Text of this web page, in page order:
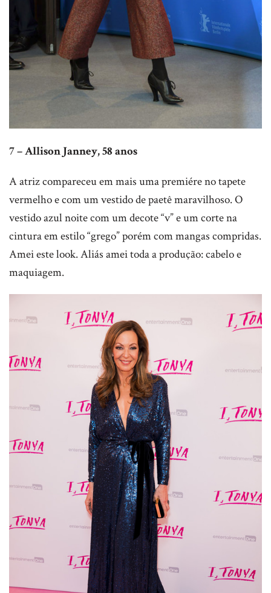
7 – Allison Janney, 58 anos
A atriz compareceu em mais uma premiére no tapete
vermelho e com um vestido de paetê maravilhoso. O
vestido azul noite com um decote “v” e um corte na
cintura em estilo “grego” porém com mangas compridas.
Amei este look. Aliás amei toda a produção: cabelo e
maquiagem.